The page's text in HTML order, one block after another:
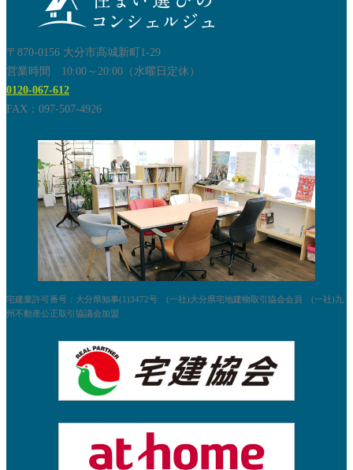
〒870-0156 大分市高城新町1-29
営業時間 10:00～20:00（水曜日定休）
0120-067-612
FAX：097-507-4926
宅建業許可番号：大分県知事(1)3472号 (一社)大分県宅地建物取引協会会員 (一社)九
州不動産公正取引協議会加盟